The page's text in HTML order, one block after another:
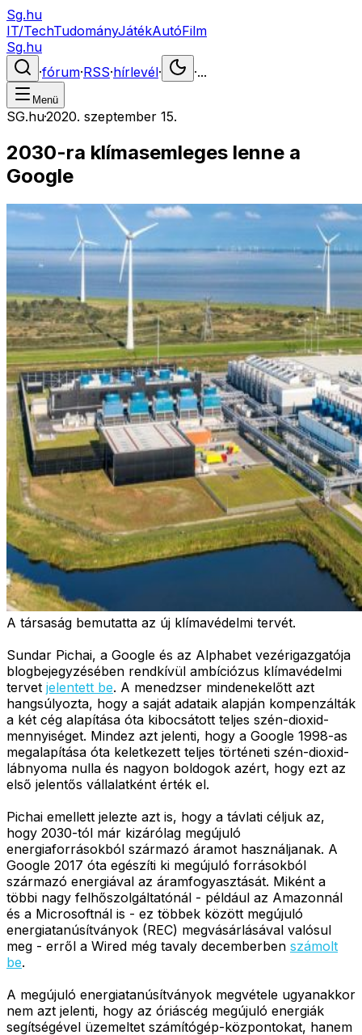
Sg.hu
IT/TechTudományJátékAutóFilm
Sg.hu
·fórum·RSS·hírlevél· ·...
Menü
SG.hu·2020. szeptember 15.
2030-ra klímasemleges lenne a
Google
A társaság bemutatta az új klímavédelmi tervét.
Sundar Pichai, a Google és az Alphabet vezérigazgatója
blogbejegyzésében rendkívül ambíciózus klímavédelmi
tervet jelentett be. A menedzser mindenekelőtt azt
hangsúlyozta, hogy a saját adataik alapján kompenzálták
a két cég alapítása óta kibocsátott teljes szén-dioxid-
mennyiséget. Mindez azt jelenti, hogy a Google 1998-as
megalapítása óta keletkezett teljes történeti szén-dioxid-
lábnyoma nulla és nagyon boldogok azért, hogy ezt az
első jelentős vállalatként érték el.
Pichai emellett jelezte azt is, hogy a távlati céljuk az,
hogy 2030-tól már kizárólag megújuló
energiaforrásokból származó áramot használjanak. A
Google 2017 óta egészíti ki megújuló forrásokból
származó energiával az áramfogyasztását. Miként a
többi nagy felhőszolgáltatónál - például az Amazonnál
és a Microsoftnál is - ez többek között megújuló
energiatanúsítványok (REC) megvásárlásával valósul
meg - erről a Wired még tavaly decemberben számolt
be.
A megújuló energiatanúsítványok megvétele ugyanakkor
nem azt jelenti, hogy az óriáscég megújuló energiák
segítségével üzemeltet számítógép-központokat, hanem